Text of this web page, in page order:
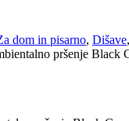
dom in pisarno, Dišave,
pršenje Black